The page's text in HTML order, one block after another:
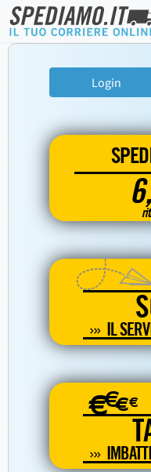
Login
IL
€€€€